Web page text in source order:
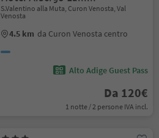
S.Valentino alla Muta, Curon Venosta, Val
Venosta
4.5 km da Curon Venosta centro
Alto Adige Guest Pass
Da 120€
1 notte / 2 persone IVA incl.